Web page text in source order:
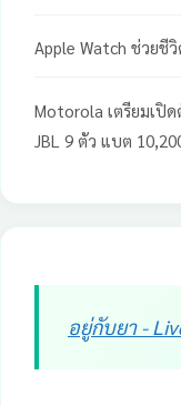
Apple Watch ช่วยชี
Motorola เตรียมเปิ
JBL 9 ตัว แบต
อยู่กับยา -